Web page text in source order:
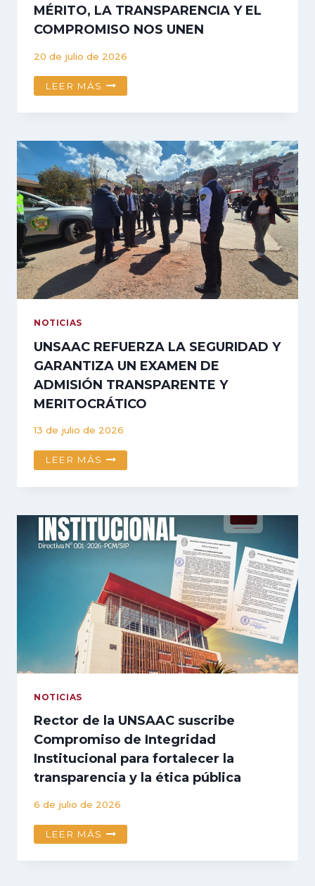
MÉRITO, LA TRANSPARENCIA Y EL
COMPROMISO NOS UNEN
20 de julio de 2026
LEER MÁS LA
ES
EL
MÉRITO,
LA
TRANSPARENCIA
COMPROMISO
NOS
UNEN
NOTICIAS
UNSAAC REFUERZA LA SEGURIDAD Y
GARANTIZA UN EXAMEN DE
ADMISIÓN TRANSPARENTE Y
MERITOCRÁTICO
13 de julio de 2026
LEER MÁS UNSAAC
REFUERZA
LA
Y
GARANTIZA
UN
DE
ADMISIÓN
TRANSPARENTE
Y
MERITOCRÁTICO
NOTICIAS
Rector de la UNSAAC suscribe
Compromiso de Integridad
Institucional para fortalecer la
transparencia y la ética pública
6 de julio de 2026
LEER MÁS RECTOR
LA